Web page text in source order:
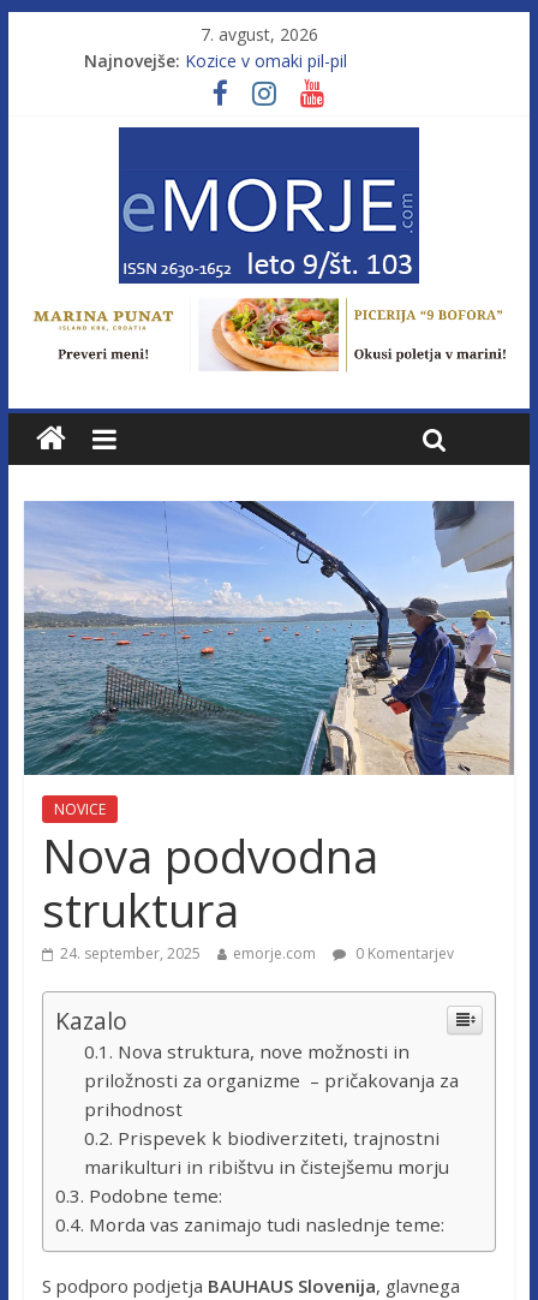
7. avgust, 2026
Najnovejše: Kozice v omaki pil-pil
Leto 9, št. 103; Licenca brez morja
Od morja do gorja 11
NOVICE
Nova podvodna
struktura
24. september, 2025 emorje.com 0 Komentarjev
Kazalo
Nova struktura, nove možnosti in
priložnosti za organizme – pričakovanja za
prihodnost
Prispevek k biodiverziteti, trajnostni
marikulturi in ribištvu in čistejšemu morju
Podobne teme:
Morda vas zanimajo tudi naslednje teme:
S podporo podjetja BAUHAUS Slovenija, glavnega